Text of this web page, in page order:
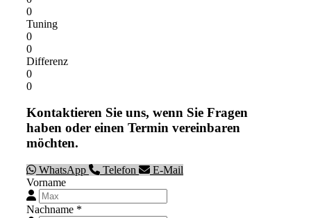
0
Tuning
0
0
Differenz
0
0
Kontaktieren Sie uns, wenn Sie Fragen
haben oder einen Termin vereinbaren
möchten.
WhatsApp Telefon
E-Mail
Vorname
Nachname *